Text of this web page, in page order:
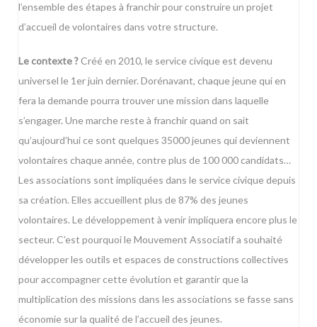
l’ensemble des étapes à franchir pour construire un projet
d’accueil de volontaires dans votre structure.
Le contexte ?Créé en 2010, le service civique est devenu
universel le 1er juin dernier. Dorénavant, chaque jeune qui en
fera la demande pourra trouver une mission dans laquelle
s’engager. Une marche reste à franchir quand on sait
qu’aujourd’hui ce sont quelques 35000 jeunes qui deviennent
volontaires chaque année, contre plus de 100 000 candidats…
Les associations sont impliquées dans le service civique depuis
sa création. Elles accueillent plus de 87% des jeunes
volontaires. Le développement à venir impliquera encore plus le
secteur. C’est pourquoi le Mouvement Associatif a souhaité
développer les outils et espaces de constructions collectives
pour accompagner cette évolution et garantir que la
multiplication des missions dans les associations se fasse sans
économie sur la qualité de l’accueil des jeunes.